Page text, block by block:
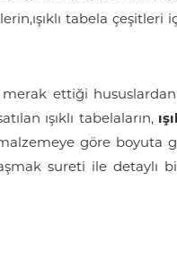
tabela çeşitleri
ettiği hususlardan
ışıklı tabelaların,
göre boyuta
sureti ile detaylı